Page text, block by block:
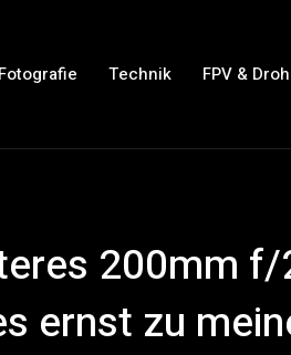
Fotografie Technik FPV &
200mm
ernst zu